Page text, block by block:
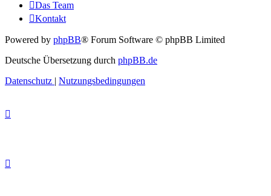
Das Team
Kontakt
Powered by phpBB® Forum Software © phpBB Limited
Deutsche Übersetzung durch phpBB.de
Datenschutz | Nutzungsbedingungen